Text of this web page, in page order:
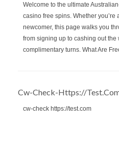
Welcome to the ultimate
casino free spins. Whether
newcomer, this page walks you
from signing up to cashing out
complimentary turns. What Are
Cw-Check-Https://
cw-check https://test.com